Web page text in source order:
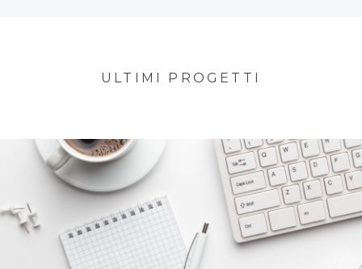
ULTIMI PROGETTI